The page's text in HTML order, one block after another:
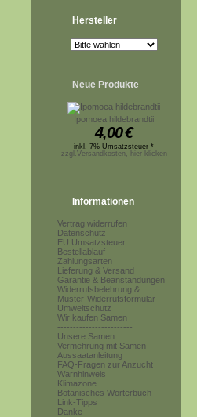
Hersteller
Neue Produkte
Ipomoea hildebrandtii
4,00€
inkl. 7% Umsatzsteuer *
zzgl.Versandkosten, hier klicken
Informationen
Vertrag widerrufen
Datenschutz
EU Umsatzsteuer
Bestellablauf
Zahlungsarten
Lieferung & Versand
Garantie & Beanstandungen
Widerrufsbelehrung &
Muster-Widerrufsformular
Umweltschutz
Wir kaufen Samen
------------------------
Unsere Samen
Vermehrung mit Samen
Aussaatanleitung
FAQ-Fragen zur Anzucht
Warnhinweis
Klimazone
Botanisches Wörterbuch
Link-Tipps
Danke